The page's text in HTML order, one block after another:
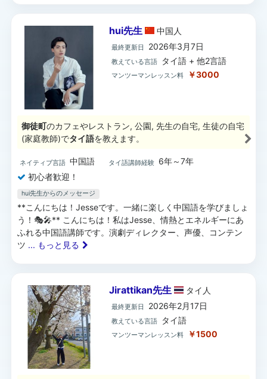
hui先生 中国 人
最終更新日 2026年3月7日
教えている言語 タイ語 + 他2言語
マンツーマンレッスン料 ￥3000
御徒町のカフェやレストラン, 公園, 先生の自宅, 生徒の自宅
(家庭教師)でタイ語を教えます。
ネイティブ言語 中国語 タイ語講師経験
6年～7年
初心者歓迎！
hui先生からのメッセージ
**こんにちは！Jesseです。一緒に楽しく中国語を学びましょ
う！🎭🎤** こんにちは！私はJesse、情熱とエネルギーにあ
ふれる中国語講師です。演劇ディレクター、声優、コンテン
ツ ... もっと見る
Jirattikan先生 タイ 人
最終更新日 2026年2月17日
教えている言語 タイ語
マンツーマンレッスン料 ￥1500